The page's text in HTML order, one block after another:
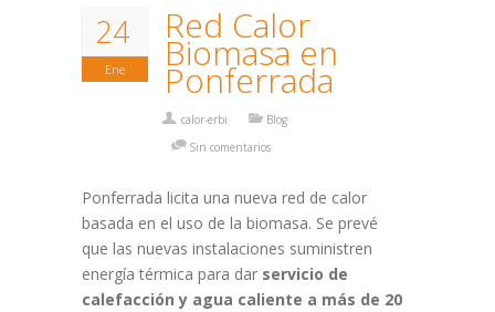
24
Ene
Red Calor
Biomasa en
Ponferrada
calor-erbi
Blog
Sin comentarios
Ponferrada licita una nueva red de calor
basada en el uso de la biomasa. Se prevé
que las nuevas instalaciones suministren
energía térmica para dar servicio de
calefacción y agua caliente a más de 20